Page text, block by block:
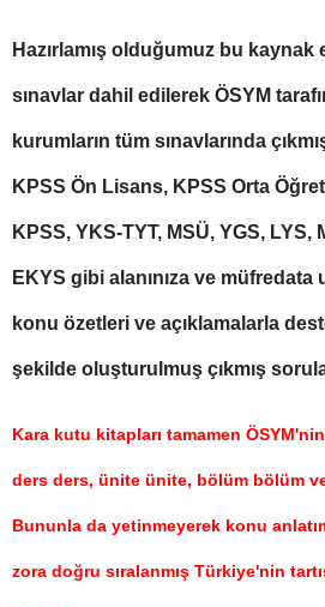
Hazırlamış olduğumuz bu kaynak
sınavlar dahil edilerek ÖSYM
kurumların tüm sınavlarında
KPSS Ön Lisans, KPSS Orta
KPSS, YKS-TYT, MSÜ, YGS, LYS,
EKYS gibi alanınıza ve müfredata
konu özetleri ve açıklamalarla
şekilde oluşturulmuş çıkmış
Kara kutu kitapları tamamen
ders ders, ünite ünite, bölüm bölüm ve
Bununla da yetinmeyerek konu
zora doğru sıralanmış Türkiye'nin